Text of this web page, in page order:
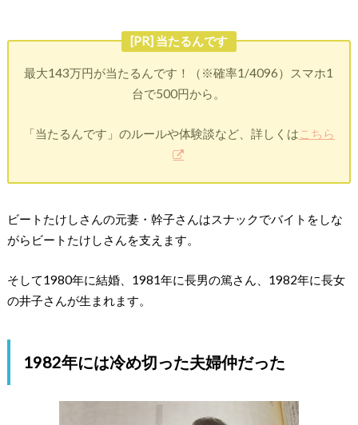
[PR] 当たるんです
最大143万円が当たるんです！（※確率1/4096）スマホ1
台で500円から。
「当たるんです」のルールや体験談など、詳しくは こちら
ビートたけしさんの元妻・幹子さんはスナックでバイトをしな
がらビートたけしさんを支えます。
そして1980年に結婚、1981年に長男の篤さん、1982年に長女
の井子さんが生まれます。
1982年には冷め切った夫婦仲だった